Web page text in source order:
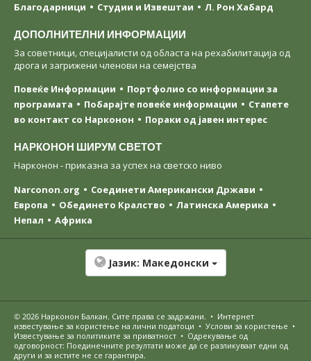
Благодарници
Студии и Извештаи Л. Рон Хабард
ДОПОЛНИТЕЛНИ ИНФОРМАЦИИ
За советници, специјалисти од областа на рехабилитација од
дрога и загрижени членови на семејства
Повеќе Информации
Портфолио со информации за
програмата
Побарајте повеќе информации
Стапете
во контакт со Нарконон
Пораки од јавен интерес
НАРКОНОН ШИРУМ СВЕТОТ
Нарконон - приказна за успех на светско ниво
Narconon.org
Соединети Американски Држави
Европа
Обединето Кралство
Латинска Америка
Непал
Африка
Јазик: Македонски
© 2026 Нарконон Балкан. Сите права се задржани. • Интернет
известување за користење на лични податоци • Услови за користење •
Известување за политиките за приватност • Одрекување од
одговорност: Поединечните резултати може да се разликуваат едни од
други и за истите не се гарантира.